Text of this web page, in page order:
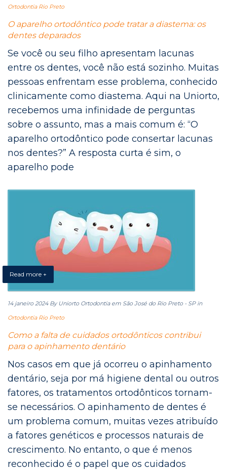
Ortodontia Rio Preto
O aparelho ortodôntico pode tratar a diastema: os
dentes deparados
Se você ou seu filho apresentam lacunas
entre os dentes, você não está sozinho. Muitas
pessoas enfrentam esse problema, conhecido
clinicamente como diastema. Aqui na Uniorto,
recebemos uma infinidade de perguntas
sobre o assunto, mas a mais comum é: “O
aparelho ortodôntico pode consertar lacunas
nos dentes?” A resposta curta é sim, o
aparelho pode
Read more +
14 janeiro 2024 By Uniorto Ortodontia em São José do Rio Preto - SP in
Ortodontia Rio Preto
Como a falta de cuidados ortodônticos contribui
para o apinhamento dentário
Nos casos em que já ocorreu o apinhamento
dentário, seja por má higiene dental ou outros
fatores, os tratamentos ortodônticos tornam-
se necessários. O apinhamento de dentes é
um problema comum, muitas vezes atribuído
a fatores genéticos e processos naturais de
crescimento. No entanto, o que é menos
reconhecido é o papel que os cuidados